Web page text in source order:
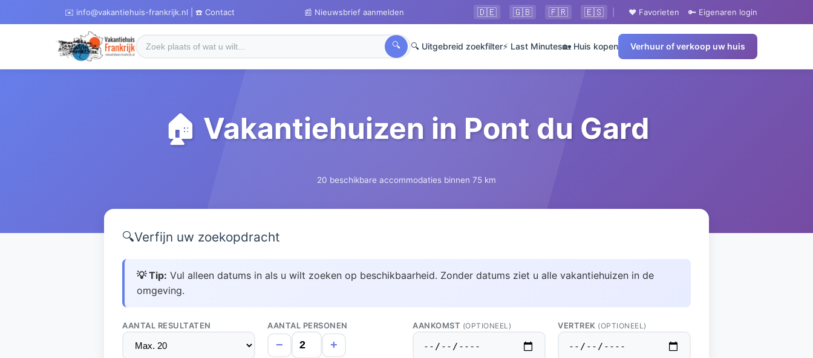
✉️ info@vakantiehuis-frankrijk.nl | ☎️ Contact 📰 Nieuwsbrief aanmelden 🇩🇪 🇬🇧 🇫🇷 🇪🇸 ❤️ Favorieten 🔑 Eigenaren login
🔍 🔍 Uitgebreid zoekfilter⚡ Last Minutes🏡 Huis kopen Verhuur of verkoop uw huis
🏠 Vakantiehuizen in Pont du Gard
20 beschikbare accommodaties binnen 75 km
🔍Verfijn uw zoekopdracht
💡 Tip: Vul alleen datums in als u wilt zoeken op beschikbaarheid. Zonder datums ziet u alle vakantiehuizen in de
omgeving.
AANTAL RESULTATEN AANTAL PERSONEN
− +
AANKOMST (OPTIONEEL) VERTREK (OPTIONEEL)